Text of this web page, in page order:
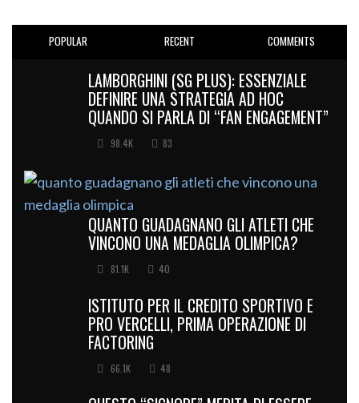
POPULAR RECENT COMMENTS
LAMBORGHINI (SG PLUS): ESSENZIALE
DEFINIRE UNA STRATEGIA AD HOC
QUANDO SI PARLA DI “FAN ENGAGEMENT”
98.4K 83
QUANTO GUADAGNANO GLI ATLETI CHE
VINCONO UNA MEDAGLIA OLIMPICA?
81.1K 40
ISTITUTO PER IL CREDITO SPORTIVO E
PRO VERCELLI, PRIMA OPERAZIONE DI
FACTORING
66.1K 48